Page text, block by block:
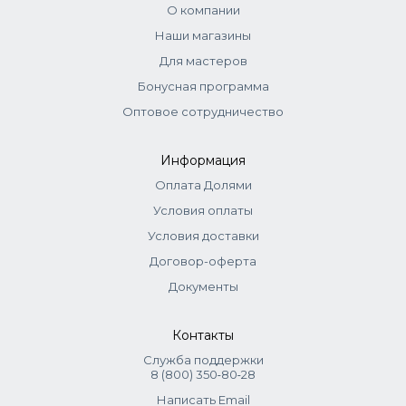
Castor Oil, Benzyl Alcohol, Panthenol, Glyceryl Laurate,
О компании
Наши магазины
Для мастеров
Бонусная программа
Оптовое сотрудничество
Информация
Оплата Долями
Условия оплаты
Условия доставки
Договор-оферта
Документы
Контакты
Служба поддержки
8 (800) 350‑80‑28
Написать Email